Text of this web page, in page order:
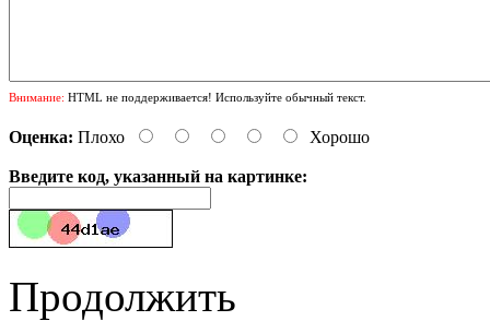
Внимание: HTML не поддерживается! Используйте обычный текст.
Оценка: Плохо Хорошо
Введите код, указанный на картинке:
Продолжить